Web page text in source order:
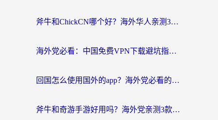
斧牛和ChickCN哪个好？海外华人亲测3款回国加速器+免费试用攻略
海外党必看：中国免费VPN下载避坑指南 + 无缝访问国内资源的终极方案
回国怎么使用国外的app？海外党必看的无缝访问国内资源全攻略
斧牛和奇游手游好用吗？海外党亲测3款回国加速器，选对才能无缝刷国内资源